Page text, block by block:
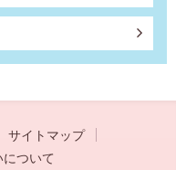
サイトマップ
ついて